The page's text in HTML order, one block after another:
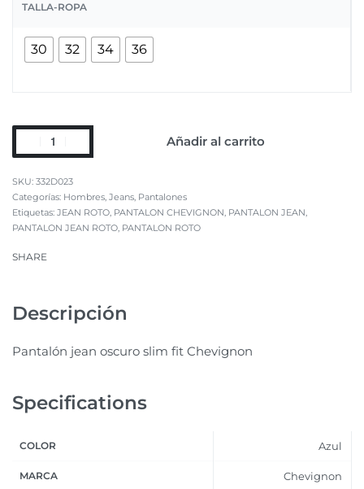
TALLA-ROPA
30 32 34 36
Añadir al carrito
332D023
Categorías: Hombres Jeans Pantalones
Etiquetas: JEAN ROTO PANTALON CHEVIGNON PANTALON JEAN
PANTALON JEAN ROTO PANTALON ROTO
SHARE
Descripción
Pantalón jean oscuro slim fit Chevignon
Specifications
COLOR Azul
MARCA Chevignon